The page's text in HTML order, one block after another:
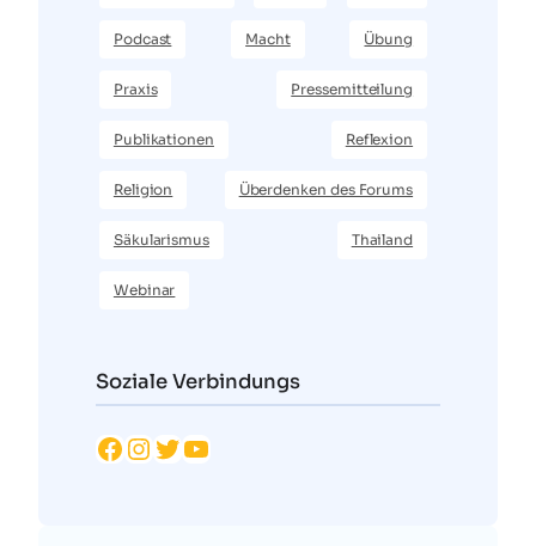
Podcast Macht Übung
Praxis Pressemitteilung
Publikationen Reflexion
Religion Überdenken des Forums
Säkularismus Thailand
Webinar
Soziale Verbindungs
Facebook Instagram Twitter YouTube